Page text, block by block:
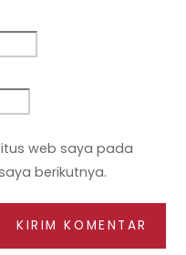
web saya pada
berikutnya.